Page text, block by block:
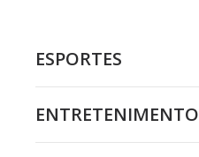
ESPORTES
ENTRETENIMENTO